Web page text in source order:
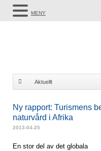
Aktuellt
Ny rapport: Turismens
naturvård i Afrika
2013-04-25
En stor del av det globala
MENY